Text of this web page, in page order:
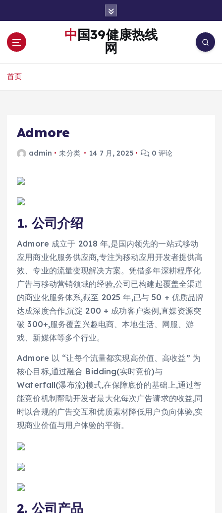
中国39健康热线
网
首页
Admore
admin 未分类 14 7 月, 2025 0 评论
1. 公司介绍
Admore 成立于 2018 年,是国内领先的一站式移动
应用商业化服务供应商,专注为移动应用开发者提供高
效、专业的流量变现解决方案。凭借多年深耕程序化
广告与移动营销领域的经验,公司已构建起覆盖全渠道
的商业化服务体系,截至 2025 年,已与 50 + 优质品牌
达成深度合作,沉淀 200 + 成功客户案例,直媒资源突
破 300+,服务覆盖兴趣电商、本地生活、网服、游
戏、新媒体等多个行业。
Admore 以 “让每个流量都实现高价值、高收益” 为
核心目标,通过融合 Bidding(实时竞价)与
Waterfall(瀑布流)模式,在保障底价的基础上,通过智
能竞价机制帮助开发者最大化每次广告请求的收益,同
时以合规的广告交互和优质素材降低用户负向体验,实
现商业价值与用户体验的平衡。
2. 公司产品